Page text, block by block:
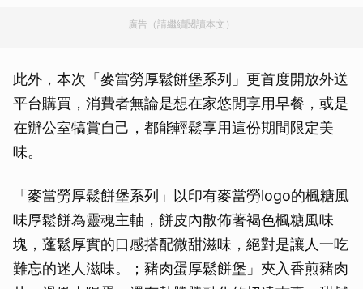
廣告（請繼續閱讀本文）
此外，本次「麥當勞厚鬆餅堡系列」更首度開放外送
平台購買，消費者無論是想在家悠閒享用早餐，或是
在辦公室犒賞自己，都能輕鬆享用這份期間限定美
味。
「麥當勞厚鬆餅堡系列」以印有麥當勞logo的楓糖風
味厚鬆餅為靈魂主軸，餅皮內散佈著褐色楓糖風味
塊，蓬鬆厚實的口感搭配微甜滋味，絕對是讓人一吃
難忘的迷人滋味。；豬肉蛋厚鬆餅堡」夾入香煎豬肉